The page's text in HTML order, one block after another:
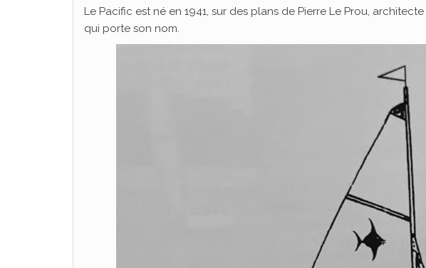
Le Pacific est né en 1941, sur des plans de Pierre Le Prou,
qui porte son nom.